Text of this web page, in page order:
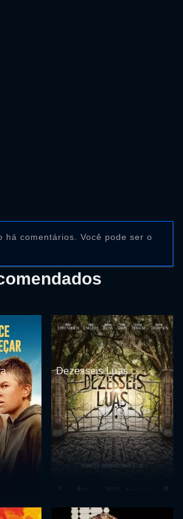
há comentários. Você pode ser o
Dezesseis Luas